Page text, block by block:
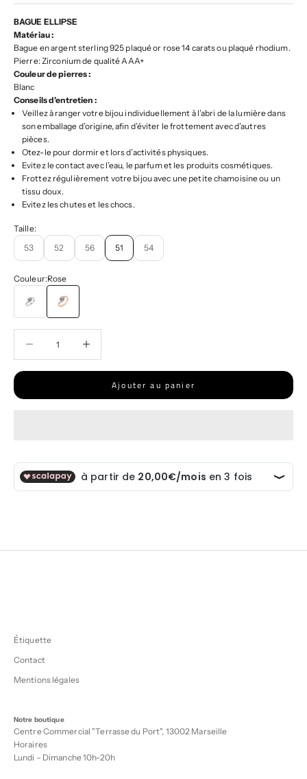
BAGUE ELLIPSE
Matériau :
Bague en argent sterling 925 plaqué or rose 14 carats ou plaqué rhodium.
Pierre: Zirconium de qualité AAA+
Couleur de pierres :
Blanc
Conseils d'entretien :
Veillez à ranger votre bijou individuellement à l’abri de la lumière dans
son emballage d’origine, afin d’éviter le frottement avec d’autres
pièces.
Otez-le pour dormir et lors d’activités physiques.
Evitez le contact avec l’eau, le parfum et les produits cosmétiques.
Frottez régulièrement votre bijou avec une petite chamoisine ou un
tissu doux.
Evitez les chutes et les chocs.
Taille:
53
52 56 51 54
Couleur:Rose
Rose
Ajouter au panier
Étiquette
Contact
Mentions légales
Notre boutique
Centre Commercial "Terrasse du Port", 13002 Marseille
Horaires
Lundi – Dimanche 10h-20h